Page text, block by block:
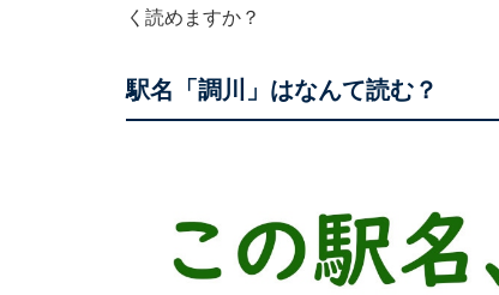
く読めますか？
駅名「調川」はなんて読む？